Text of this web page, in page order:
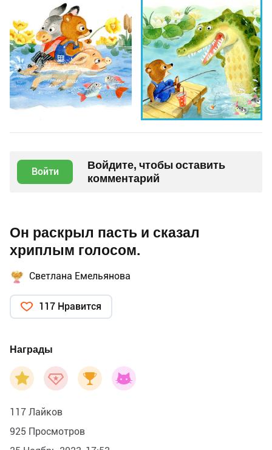
Войти
Войдите, чтобы оставить
комментарий
Он раскрыл пасть и сказал
хриплым голосом.
Светлана Емельянова
117 Нравится
Награды
117 Лайков
925 Просмотров